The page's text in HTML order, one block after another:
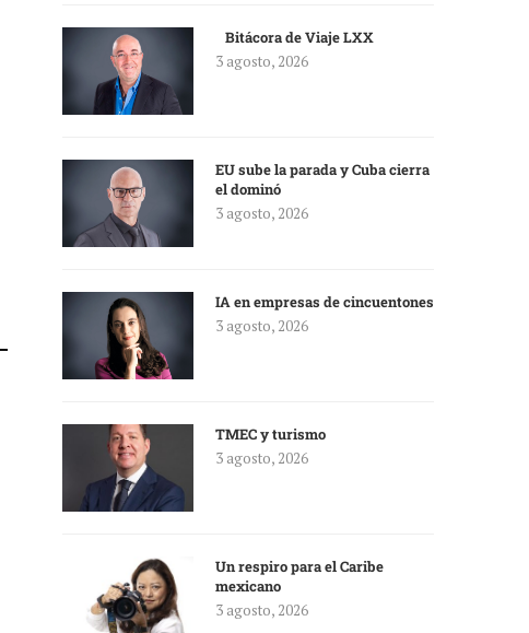
Bitácora de Viaje LXX
3 agosto, 2026
EU sube la parada y Cuba cierra
el dominó
3 agosto, 2026
IA en empresas de cincuentones
3 agosto, 2026
TMEC y turismo
3 agosto, 2026
Un respiro para el Caribe
mexicano
3 agosto, 2026